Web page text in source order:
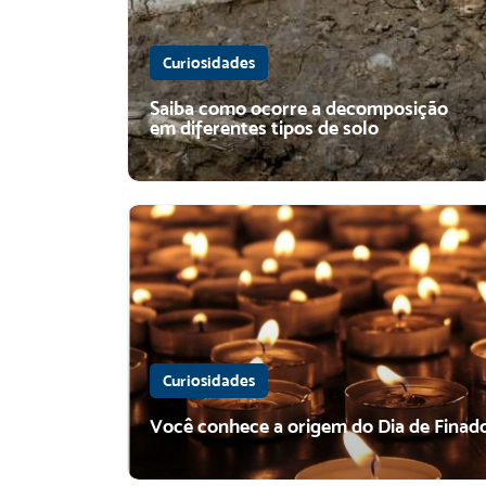
Curiosidades
Saiba como ocorre a decomposição
em diferentes tipos de solo
Curiosidades
Você conhece a origem do Dia de